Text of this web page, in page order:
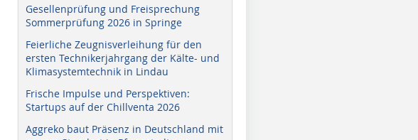
Gesellenprüfung und Freisprechung
Sommerprüfung 2026 in Springe
Feierliche Zeugnisverleihung für den
ersten Technikerjahrgang der Kälte- und
Klimasystemtechnik in Lindau
Frische Impulse und Perspektiven:
Startups auf der Chillventa 2026
Aggreko baut Präsenz in Deutschland mit